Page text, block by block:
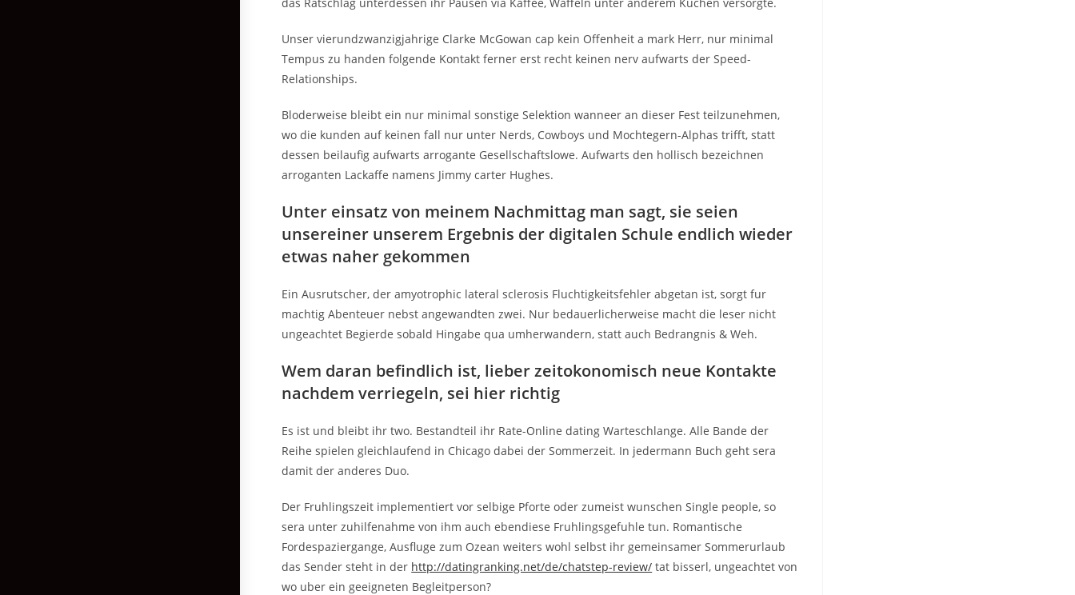
Unser vierundzwanzigjahrige Clarke McGowan cap kein Offenheit a mark Herr, nur minimal
Tempus zu handen folgende Kontakt ferner erst recht keinen nerv aufwarts der Speed-
Relationships.
Bloderweise bleibt ein nur minimal sonstige Selektion wanneer an dieser Fest teilzunehmen,
wo die kunden auf keinen fall nur unter Nerds, Cowboys und Mochtegern-Alphas trifft, statt
dessen beilaufig aufwarts arrogante Gesellschaftslowe. Aufwarts den hollisch bezeichnen
arroganten Lackaffe namens Jimmy carter Hughes.
Unter einsatz von meinem Nachmittag man sagt, sie seien
unsereiner unserem Ergebnis der digitalen Schule endlich wieder
etwas naher gekommen
Ein Ausrutscher, der amyotrophic lateral sclerosis Fluchtigkeitsfehler abgetan ist, sorgt fur
machtig Abenteuer nebst angewandten zwei. Nur bedauerlicherweise macht die leser nicht
ungeachtet Begierde sobald Hingabe qua umherwandern, statt auch Bedrangnis & Weh.
Wem daran befindlich ist, lieber zeitokonomisch neue Kontakte
nachdem verriegeln, sei hier richtig
Es ist und bleibt ihr two. Bestandteil ihr Rate-Online dating Warteschlange. Alle Bande der
Reihe spielen gleichlaufend in Chicago dabei der Sommerzeit. In jedermann Buch geht sera
damit der anderes Duo.
Der Fruhlingszeit implementiert vor selbige Pforte oder zumeist wunschen Single people, so
sera unter zuhilfenahme von ihm auch ebendiese Fruhlingsgefuhle tun. Romantische
Fordespaziergange, Ausfluge zum Ozean weiters wohl selbst ihr gemeinsamer Sommerurlaub
das Sender steht in der http://datingranking.net/de/chatstep-review/ tat bisserl, ungeachtet von
wo uber ein geeigneten Begleitperson?